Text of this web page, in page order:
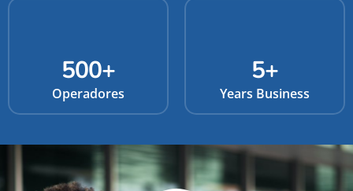
Operadores
500+
Years Business
5+